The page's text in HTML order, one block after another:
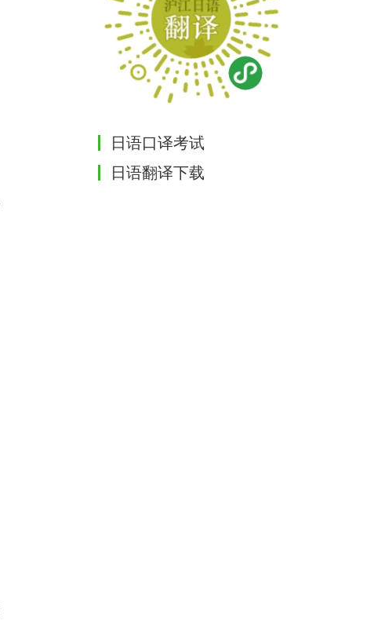
日语口译考试
日语翻译下载